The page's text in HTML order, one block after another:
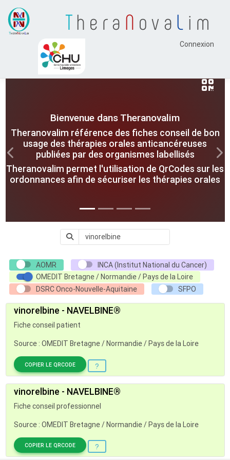
Thera N ova L im
Connexion
Bienvenue dans Theranovalim
Theranovalim référence des fiches conseil de bon
usage des thérapies orales anticancéreuses
publiées par des organismes labellisés
Theranovalim permet l'utilisation de QrCodes sur les
ordonnances afin de sécuriser les thérapies orales
Previous
AOMR
INCA (Institut National du Cancer)
OMEDIT Bretagne / Normandie / Pays de la Loire
DSRC Onco-Nouvelle-Aquitaine
SFPO
vinorelbine - NAVELBINE®
Fiche conseil patient
Source : OMEDIT Bretagne / Normandie / Pays de la Loire
COPIER LE QRCODE
vinorelbine - NAVELBINE®
Fiche conseil professionnel
Source : OMEDIT Bretagne / Normandie / Pays de la Loire
COPIER LE QRCODE